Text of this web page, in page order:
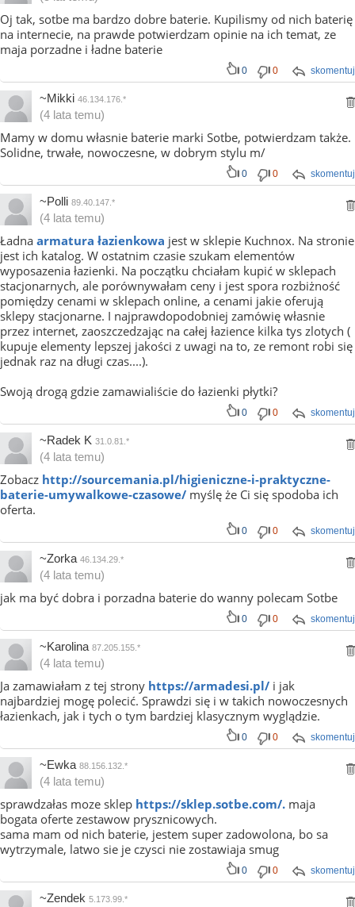
Oj tak, sotbe ma bardzo dobre baterie. Kupilismy od nich baterię
na internecie, na prawde potwierdzam opinie na ich temat, ze
maja porzadne i ładne baterie
skomentuj
0 0
~Mikki 46.134.176.*
(4 lata temu)
Mamy w domu własnie baterie marki Sotbe, potwierdzam także.
Solidne, trwałe, nowoczesne, w dobrym stylu m/
skomentuj
0 0
~Polli 89.40.147.*
(4 lata temu)
Ładna armatura łazienkowa jest w sklepie Kuchnox. Na stronie
jest ich katalog. W ostatnim czasie szukam elementów
wyposazenia łazienki. Na początku chciałam kupić w sklepach
stacjonarnych, ale porównywałam ceny i jest spora rozbiżność
pomiędzy cenami w sklepach online, a cenami jakie oferują
sklepy stacjonarne. I najprawdopodobniej zamówię własnie
przez internet, zaoszczedzając na całej łazience kilka tys zlotych (
kupuje elementy lepszej jakości z uwagi na to, ze remont robi się
jednak raz na długi czas....).
Swoją drogą gdzie zamawialiście do łazienki płytki?
skomentuj
0 0
~Radek K 31.0.81.*
(4 lata temu)
Zobacz http://sourcemania.pl/higieniczne-i-praktyczne-
baterie-umywalkowe-czasowe/ myślę że Ci się spodoba ich
oferta.
skomentuj
0 0
~Zorka 46.134.29.*
(4 lata temu)
jak ma być dobra i porzadna baterie do wanny polecam Sotbe
skomentuj
0 0
~Karolina 87.205.155.*
(4 lata temu)
Ja zamawiałam z tej strony https://armadesi.pl/ i jak
najbardziej mogę polecić. Sprawdzi się i w takich nowoczesnych
łazienkach, jak i tych o tym bardziej klasycznym wyglądzie.
skomentuj
0 0
~Ewka 88.156.132.*
(4 lata temu)
sprawdzałas moze sklep https://sklep.sotbe.com/. maja
bogata oferte zestawow prysznicowych.
sama mam od nich baterie, jestem super zadowolona, bo sa
wytrzymale, latwo sie je czysci nie zostawiaja smug
skomentuj
0 0
~Zendek 5.173.99.*